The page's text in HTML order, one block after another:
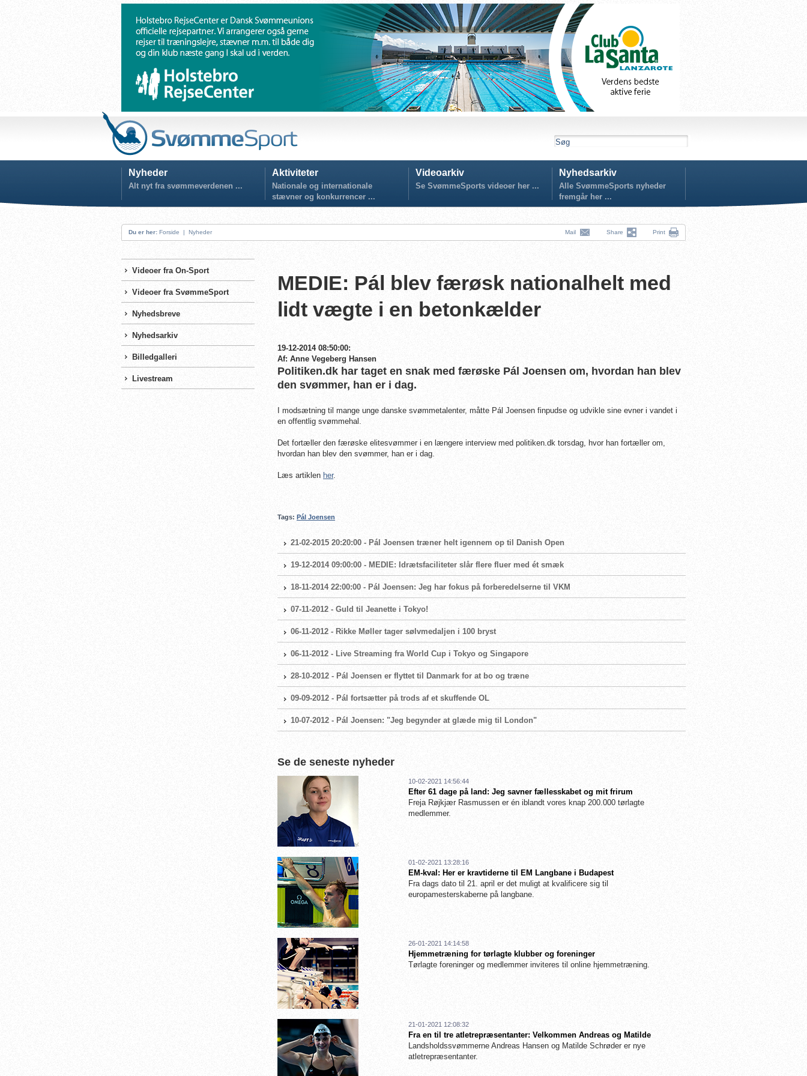
Nyheder
Alt nyt fra svømmeverdenen ...
Aktiviteter
Nationale og internationale
stævner og konkurrencer ...
Videoarkiv
Se SvømmeSports videoer her ...
Nyhedsarkiv
Alle SvømmeSports nyheder
fremgår her ...
Du er her: Forside | Nyheder Mail Share Print
Videoer fra On-Sport
Videoer fra SvømmeSport
Nyhedsbreve
Nyhedsarkiv
Billedgalleri
Livestream
MEDIE: Pál blev færøsk nationalhelt med
lidt vægte i en betonkælder
19-12-2014 08:50:00:
Af: Anne Vegeberg Hansen
Politiken.dk har taget en snak med færøske Pál Joensen om, hvordan han blev
den svømmer, han er i dag.
I modsætning til mange unge danske svømmetalenter, måtte Pál Joensen finpudse og udvikle sine evner i vandet i
en offentlig svømmehal.
Det fortæller den færøske elitesvømmer i en længere interview med politiken.dk torsdag, hvor han fortæller om,
hvordan han blev den svømmer, han er i dag.
Læs artiklen her.
Tags: Pál Joensen
21-02-2015 20:20:00 - Pál Joensen træner helt igennem op til Danish Open
19-12-2014 09:00:00 - MEDIE: Idrætsfaciliteter slår flere fluer med ét smæk
18-11-2014 22:00:00 - Pál Joensen: Jeg har fokus på forberedelserne til VKM
07-11-2012 - Guld til Jeanette i Tokyo!
06-11-2012 - Rikke Møller tager sølvmedaljen i 100 bryst
06-11-2012 - Live Streaming fra World Cup i Tokyo og Singapore
28-10-2012 - Pál Joensen er flyttet til Danmark for at bo og træne
09-09-2012 - Pál fortsætter på trods af et skuffende OL
10-07-2012 - Pál Joensen: "Jeg begynder at glæde mig til London"
Se de seneste nyheder
10-02-2021 14:56:44
Efter 61 dage på land: Jeg savner fællesskabet og mit frirum
Freja Røjkjær Rasmussen er én iblandt vores knap 200.000 tørlagte
medlemmer.
01-02-2021 13:28:16
EM-kval: Her er kravtiderne til EM Langbane i Budapest
Fra dags dato til 21. april er det muligt at kvalificere sig til
europamesterskaberne på langbane.
26-01-2021 14:14:58
Hjemmetræning for tørlagte klubber og foreninger
Tørlagte foreninger og medlemmer inviteres til online hjemmetræning.
21-01-2021 12:08:32
Fra en til tre atletrepræsentanter: Velkommen Andreas og Matilde
Landsholdssvømmerne Andreas Hansen og Matilde Schrøder er nye
atletrepræsentanter.